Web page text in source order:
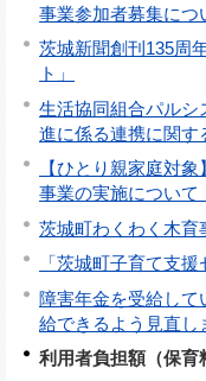
事業参加者募集につ
茨城新聞創刊135周
ト」
生活協同組合パルシ
進に係る連携に関す
【ひとり親家庭対
事業の実施について
茨城町わくわく木育
「茨城町子育て支
障害年金を受給して
給できるよう見直し
利用者負担額（保育